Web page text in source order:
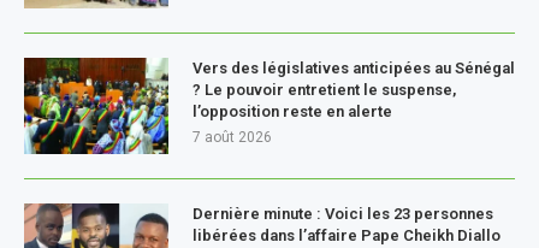
Vers des législatives anticipées au Sénégal
? Le pouvoir entretient le suspense,
l’opposition reste en alerte
7 août 2026
Dernière minute : Voici les 23 personnes
libérées dans l’affaire Pape Cheikh Diallo